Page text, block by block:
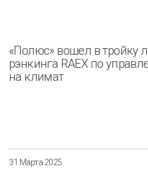
«Полюс» вошел в тройку
рэнкинга RAEX по
на климат
31 Марта 2025